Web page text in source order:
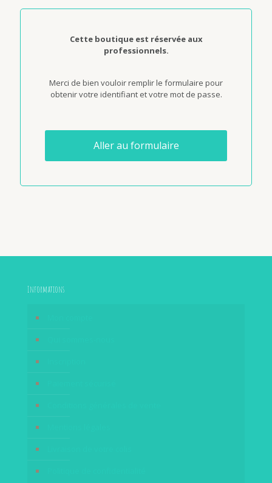
Cette boutique est réservée aux
professionnels.
Merci de bien vouloir remplir le formulaire pour
obtenir votre identifiant et votre mot de passe.
Aller au formulaire
Informations